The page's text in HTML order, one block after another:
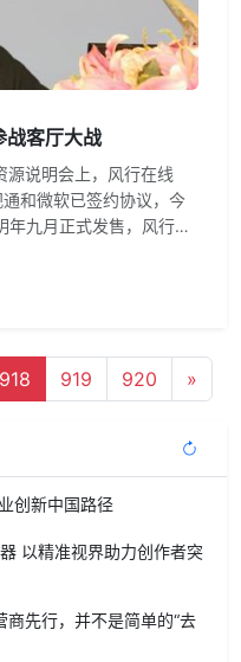
战客厅大战
源说明会上，风行在线
和微软已签约协议，今
九月正式发售，风行也
展开合作。
918 919 920 »
创新中国路径
以精准视界助力创作者突
先行，并不是简单的“去